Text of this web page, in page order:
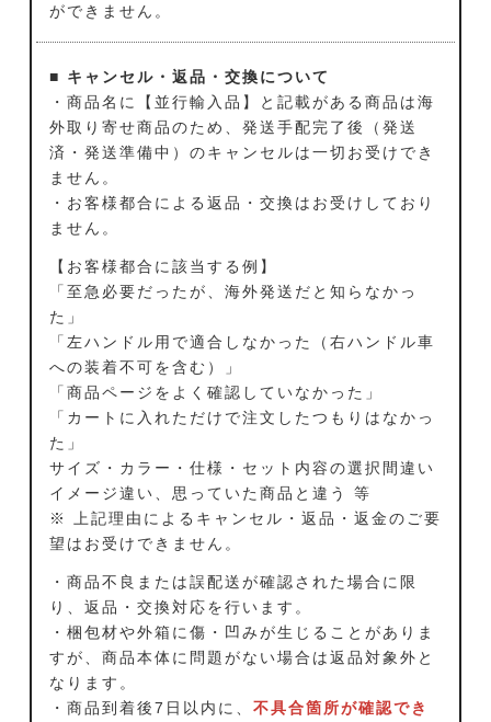
ができません。
■ キャンセル・返品・交換について
・商品名に【並行輸入品】と記載がある商品は海
外取り寄せ商品のため、発送手配完了後（発送
済・発送準備中）のキャンセルは一切お受けでき
ません。
・お客様都合による返品・交換はお受けしており
ません。
【お客様都合に該当する例】
「至急必要だったが、海外発送だと知らなかっ
た」
「左ハンドル用で適合しなかった（右ハンドル車
への装着不可を含む）」
「商品ページをよく確認していなかった」
「カートに入れただけで注文したつもりはなかっ
た」
サイズ・カラー・仕様・セット内容の選択間違い
イメージ違い、思っていた商品と違う 等
※ 上記理由によるキャンセル・返品・返金のご要
望はお受けできません。
・商品不良または誤配送が確認された場合に限
り、返品・交換対応を行います。
・梱包材や外箱に傷・凹みが生じることがありま
すが、商品本体に問題がない場合は返品対象外と
なります。
・商品到着後7日以内に、 不具合箇所が確認でき